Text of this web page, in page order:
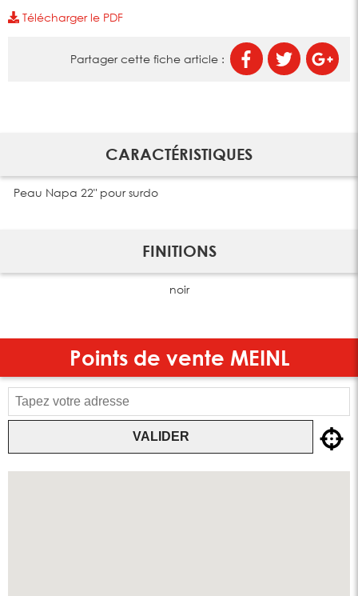
Télécharger le PDF
Partager cette fiche article :
CARACTÉRISTIQUES
Peau Napa 22" pour surdo
FINITIONS
noir
Points de vente MEINL
VALIDER